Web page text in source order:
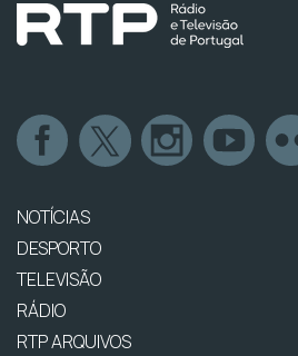
NOTÍCIAS
DESPORTO
TELEVISÃO
RÁDIO
RTP ARQUIVOS